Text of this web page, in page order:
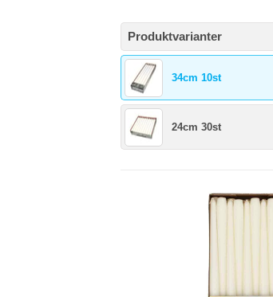
Produktvarianter
34cm 10st
24cm 30st